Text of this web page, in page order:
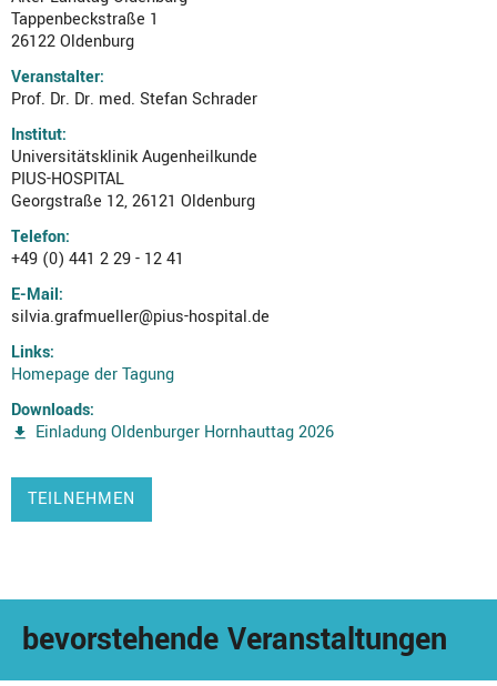
Tappenbeckstraße 1
26122 Oldenburg
Veranstalter:
Prof. Dr. Dr. med. Stefan Schrader
Institut:
Universitätsklinik Augenheilkunde
PIUS-HOSPITAL
Georgstraße 12, 26121 Oldenburg
Telefon:
+49 (0) 441 2 29 - 12 41
E-Mail:
silvia.grafmueller@pius-hospital.de
Links:
Homepage der Tagung
Downloads:
Einladung Oldenburger Hornhauttag 2026
TEILNEHMEN
bevorstehende Veranstaltungen